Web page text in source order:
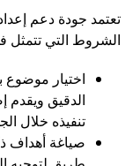
تعتمد جودة دعم
الشروط التي تتمثل
اختيار
الدقيق ويقدم
تنفيذه خلال
صياغة أهداف